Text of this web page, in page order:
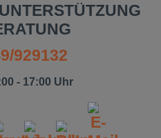
929132
- 17:00 Uhr